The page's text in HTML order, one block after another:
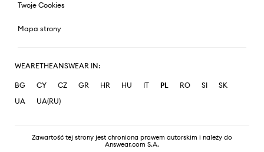
Twoje Cookies
Mapa strony
WEARETHEANSWEAR IN:
BG CY CZ GR HR HU IT PL RO SI
SK
UA
UA(RU)
Zawartość tej strony jest chroniona prawem autorskim i należy do
Answear.com S.A.